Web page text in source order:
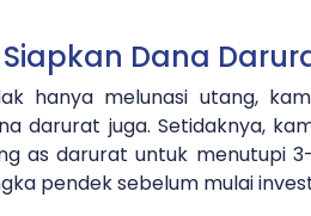
Siapkan Dana
hanya melunasi utang,
darurat juga. Setidaknya,
as darurat untuk menutupi
pendek sebelum mulai